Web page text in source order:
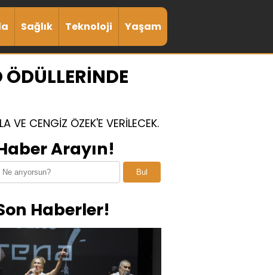
Sağlık Teknoloji Yaşam
VE CENGİZ ÖZEK'E VERİLECEK.
Arayın!
Bul
Haberler!